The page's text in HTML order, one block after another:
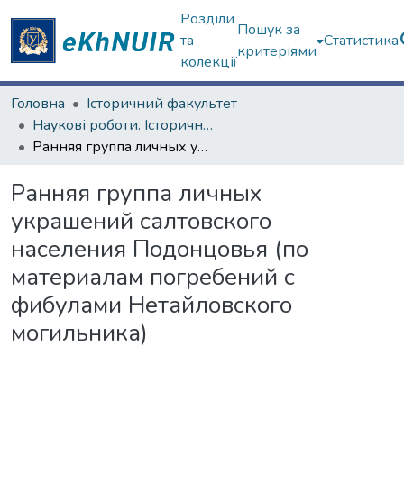
Розділи
та
колекції
Пошук за
критеріями
Статистика
Головна
Історичний факультет
Наукові роботи. Історичний факультет
Ранняя группа личных украшений салтовского населения Подонцовья (по материалам погребений с фибулами Нетайловского могильника)
Ранняя группа личных
украшений салтовского
населения Подонцовья (по
материалам погребений с
фибулами Нетайловского
могильника)